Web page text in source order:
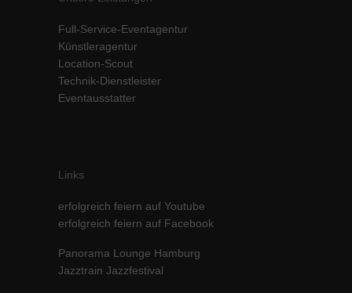
Full-Service-Eventagentur
Künstleragentur
Location-Scout
Technik-Dienstleister
Eventausstatter
Links
erfolgreich feiern auf Youtube
erfolgreich feiern auf Facebook
Panorama Lounge Hamburg
Jazztrain Jazzfestival
standardmäßig blockiert. Wenn Cookies von externen Medien akzeptiert
werden, bedarf der Zugriff auf diese Inhalte keiner manuellen Einwilligung
Cookie-Informationen anzeigen
powered by Borlabs Cookie